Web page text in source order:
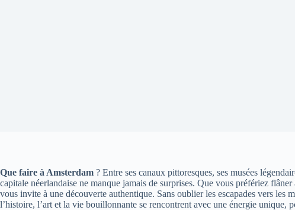
Que faire à Amsterdam ? Entre ses canaux pittoresques, ses musées
capitale néerlandaise ne manque jamais de surprises. Que vous préfériez
vous invite à une découverte authentique. Sans oublier les escapades vers
l’histoire, l’art et la vie bouillonnante se rencontrent avec une énergie